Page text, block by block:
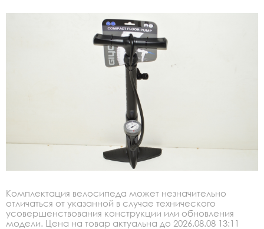
Комплектация велосипеда может незначительно
отличаться от указанной в случае технического
усовершенствования конструкции или обновления
модели. Цена на товар актуальна до 2026.08.08 13:11